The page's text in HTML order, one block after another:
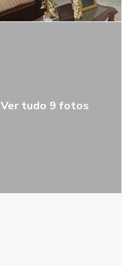
Ver tudo 9 fotos